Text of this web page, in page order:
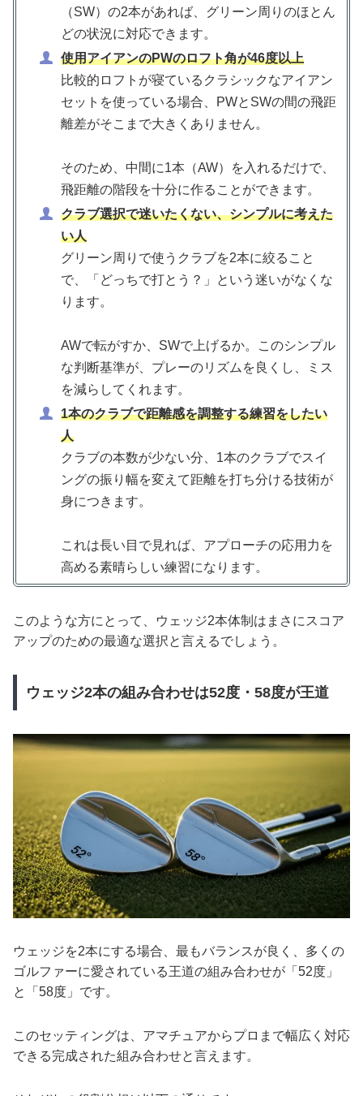
（SW）の2本があれば、グリーン周りのほとん
どの状況に対応できます。
使用アイアンのPWのロフト角が46度以上
比較的ロフトが寝ているクラシックなアイアン
セットを使っている場合、PWとSWの間の飛距
離差がそこまで大きくありません。
そのため、中間に1本（AW）を入れるだけで、
飛距離の階段を十分に作ることができます。
クラブ選択で迷いたくない、シンプルに考えた
い人
グリーン周りで使うクラブを2本に絞ること
で、「どっちで打とう？」という迷いがなくな
ります。
AWで転がすか、SWで上げるか。このシンプル
な判断基準が、プレーのリズムを良くし、ミス
を減らしてくれます。
1本のクラブで距離感を調整する練習をしたい
人
クラブの本数が少ない分、1本のクラブでスイ
ングの振り幅を変えて距離を打ち分ける技術が
身につきます。
これは長い目で見れば、アプローチの応用力を
高める素晴らしい練習になります。
このような方にとって、ウェッジ2本体制はまさにスコア
アップのための最適な選択と言えるでしょう。
ウェッジ2本の組み合わせは52度・58度が王道
ウェッジを2本にする場合、最もバランスが良く、多くの
ゴルファーに愛されている王道の組み合わせが「52度」
と「58度」です。
このセッティングは、アマチュアからプロまで幅広く対応
できる完成された組み合わせと言えます。